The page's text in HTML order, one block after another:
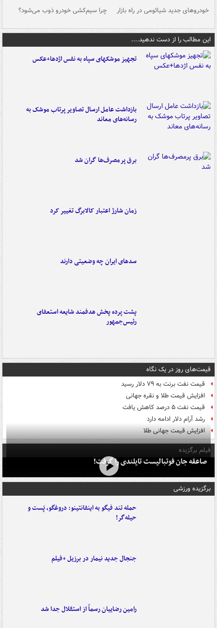
خودروهای جدید شیائومی در راه بازار چرا سیم‌کشی خودرو ذوب می‌شود؟
این مطالب را از دست ندهید....
تجهیز موشکهای سپاه به نفس اژدها+عکس
بازداشت عامل ارسال تصاویر پرتاب موشک به
رسانه‌های معاند
برق پرمصرف‌ها گران شد
زمان شارژ اعتبار کالابرگ تغییر کرد
سدهای ایران چه وضعیتی دارند
پشت پرده پخش هدفمند شایعه استعفای
رئیس‌جمهور
قیمت‌های روز در یک نگاه
قیمت نفت برنت به ۷۹ دلار رسید
افزایش قیمت طلا و نقره جهانی
قیمت نفت ۵ درصد کاهش یافت
رشد آرام دلار ادامه دارد
افزایش قیمت جهانی طلا
فیلم برگزیده
صاعقه جان فوتبالیست تایلندی را گرفت!
برگزیده ورزشی
حمله تند فیگو به اینفانتینو: دروغگو، پَست‌ و
حیله‌گر!
جنجال جدید نیمار در برزیل +فیلم
رامین رضاییان رسماً از استقلال جدا شد